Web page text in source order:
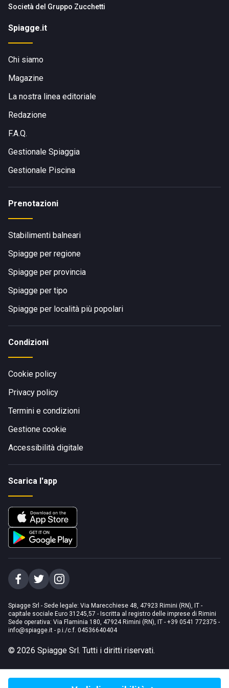
Società del Gruppo Zucchetti
Spiagge.it
Chi siamo
Magazine
La nostra linea editoriale
Redazione
F.A.Q.
Gestionale Spiaggia
Gestionale Piscina
Prenotazioni
Stabilimenti balneari
Spiagge per regione
Spiagge per provincia
Spiagge per tipo
Spiagge per località più popolari
Condizioni
Cookie policy
Privacy policy
Termini e condizioni
Gestione cookie
Accessibilità digitale
Scarica l'app
Spiagge Srl - Sede legale: Via Marecchiese 48, 47923 Rimini (RN), IT -
capitale sociale Euro 31245,57 - Iscritta al registro delle imprese di Rimini
Sede operativa: Via Flaminia 180, 47924 Rimini (RN), IT - +39 0541 772375 -
info@spiagge.it - p.i./c.f. 04536640404
© 2026 Spiagge Srl. Tutti i diritti riservati.